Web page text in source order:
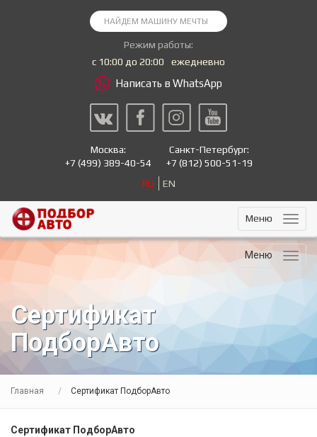
Режим работы:
с 10:00 до 20:00
ежедневно
Написать в WhatsApp
Москва:
+7 (499) 389-40-54
Санкт-Петербург:
+7 (812) 500-51-19
RU
EN
Меню
Меню
Сертификат
ПодборАвто
Главная Сертификат ПодборАвто
Сертификат ПодборАвто